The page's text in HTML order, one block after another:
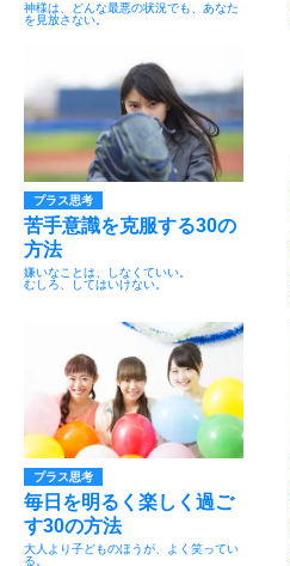
神様は、どんな最悪の状況でも、あなた
を見放さない。
プラス思考
苦手意識を克服する30の
方法
嫌いなことは、しなくていい。
むしろ、してはいけない。
プラス思考
毎日を明るく楽しく過ご
す30の方法
大人より子どものほうが、よく笑ってい
る。